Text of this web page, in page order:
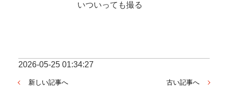
いついっても撮る
2026-05-25 01:34:27
新しい記事へ 古い記事へ